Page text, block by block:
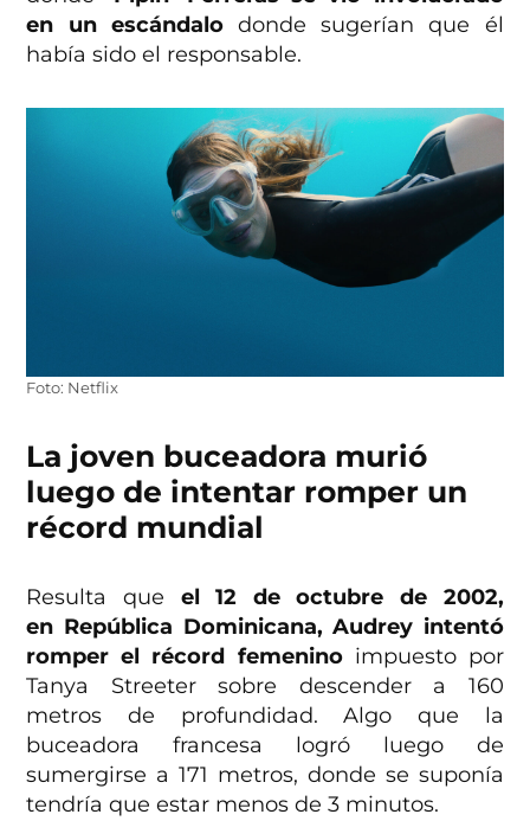
en un escándalodonde sugerían que él
había sido el responsable.
Foto: Netflix
La joven buceadora murió
luego de intentar romper un
récord mundial
Resulta que el 12 de octubre de 2002,
en República Dominicana, Audrey intentó
romper el récord femeninoimpuesto por
Tanya Streeter sobre descender a 160
metros de profundidad. Algo que la
buceadora francesa logró luego de
sumergirse a 171 metros, donde se suponía
tendría que estar menos de 3 minutos.